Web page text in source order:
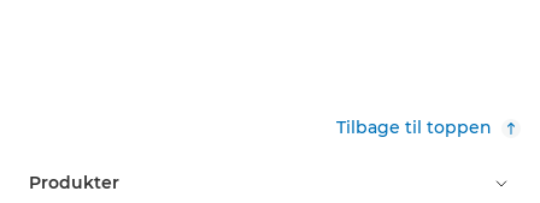
Tilbage til toppen
Produkter